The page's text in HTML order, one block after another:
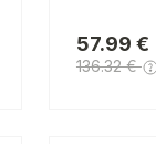
57.99 €
136.32 €